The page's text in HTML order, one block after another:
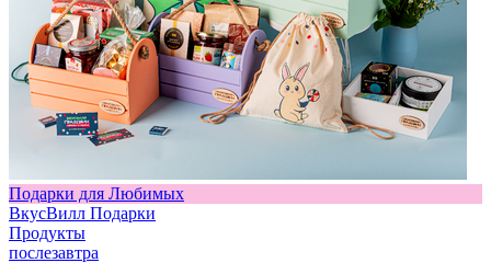
Подарки для Любимых
ВкусВилл Подарки
Продукты
послезавтра